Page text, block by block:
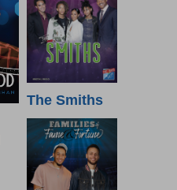
The Smiths